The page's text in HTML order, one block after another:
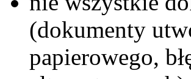
(dokumenty
papierowego,